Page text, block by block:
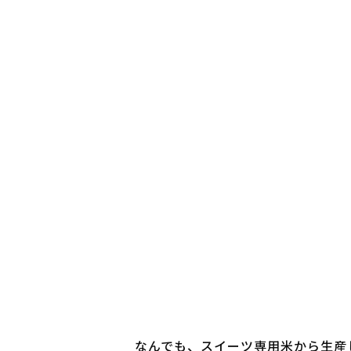
なんでも、スイーツ専用米から生産